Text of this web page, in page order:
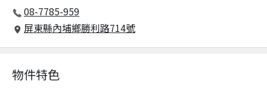
08-7785-959
屏東縣內埔鄉勝利路714號
物件特色